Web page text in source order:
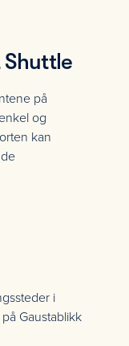
på
og
kan
i
Gaustablikk